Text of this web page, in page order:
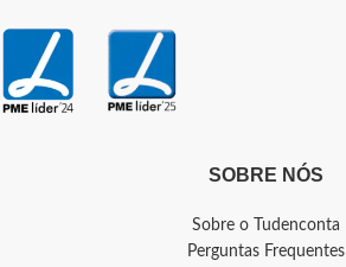
SOBRE NÓS
Sobre o Tudenconta
Perguntas Frequentes